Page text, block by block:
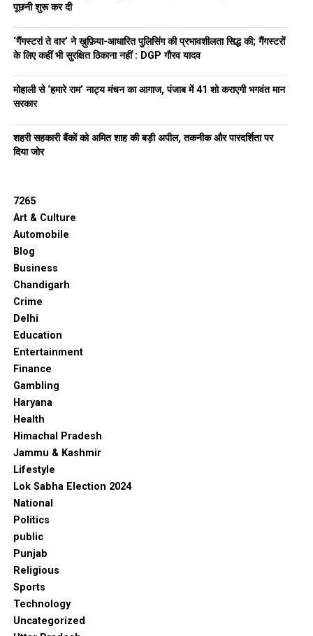
पूछनी शुरू कर दी
‘गैंगस्टरां ते वार’ ने ख़ुफ़िया-आधारित पुलिसिंग की प्रभावशीलता सिद्ध की; गैंगस्टरों
के लिए कहीं भी सुरक्षित ठिकाना नहीं : DGP गौरव यादव
मोहाली से ‘हमारे राम’ नाट्य मंचन का आगाज, पंजाब में 41 शो कराएगी भगवंत मान
सरकार
शहरी सहकारी बैंकों को अमित शाह की बड़ी अपील, तकनीक और पारदर्शिता पर
दिया जोर
7265
Art & Culture
Automobile
Blog
Business
Chandigarh
Crime
Delhi
Education
Entertainment
Finance
Gambling
Haryana
Health
Himachal Pradesh
Jammu & Kashmir
Lifestyle
Lok Sabha Election 2024
National
Politics
public
Punjab
Religious
Sports
Technology
Uncategorized